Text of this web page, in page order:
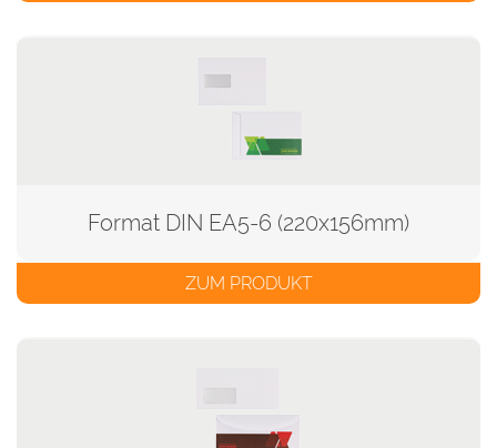
Format DIN EA5-6 (220x156mm)
ZUM PRODUKT